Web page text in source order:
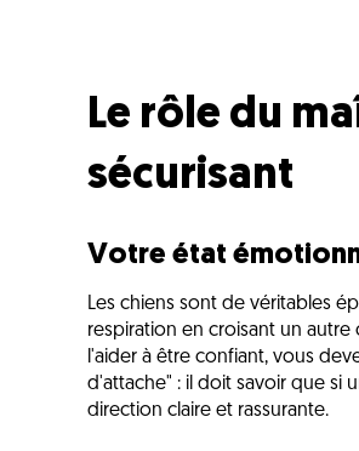
Le rôle du
sécurisant
Votre état
Les chiens sont de véritables
respiration en croisant un
l'aider à être confiant, vous
d'attache" : il doit savoir que si
direction claire et rassurante.